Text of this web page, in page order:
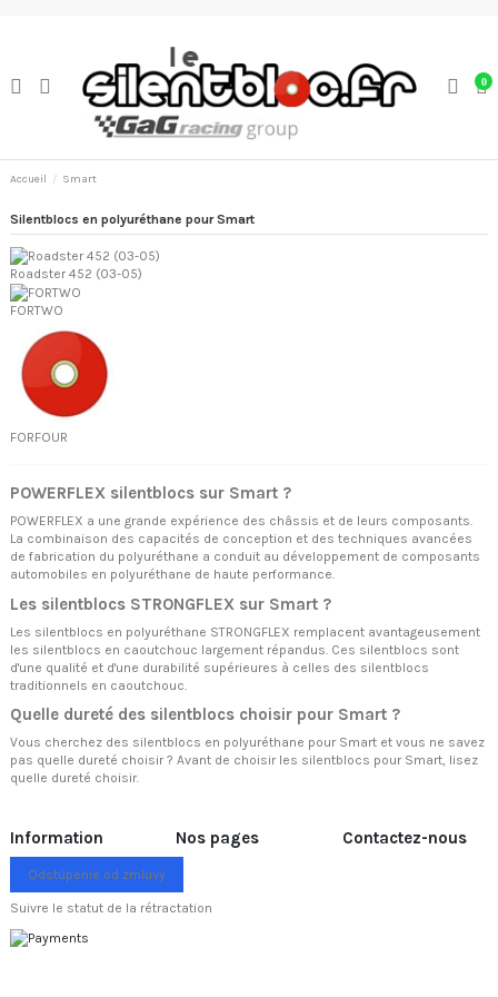
0
Accueil Smart
Silentblocs en polyuréthane pour Smart
Roadster 452 (03-05)
FORTWO
FORFOUR
POWERFLEX silentblocs sur Smart ?
POWERFLEX a une grande expérience des châssis et de leurs composants.
La combinaison des capacités de conception et des techniques avancées
de fabrication du polyuréthane a conduit au développement de composants
automobiles en polyuréthane de haute performance.
Les silentblocs STRONGFLEX sur Smart ?
Les silentblocs en polyuréthane STRONGFLEX remplacent avantageusement
les silentblocs en caoutchouc largement répandus. Ces silentblocs sont
d'une qualité et d'une durabilité supérieures à celles des silentblocs
traditionnels en caoutchouc.
Quelle dureté des silentblocs choisir pour Smart ?
Vous cherchez des silentblocs en polyuréthane pour Smart et vous ne savez
pas quelle dureté choisir ? Avant de choisir les silentblocs pour Smart, lisez
quelle dureté choisir.
Information Nos pages Contactez-nous
Odstúpenie od zmluvy
Suivre le statut de la rétractation